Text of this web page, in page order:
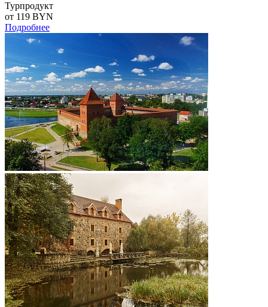
Турпродукт
от 119 BYN
Подробнее